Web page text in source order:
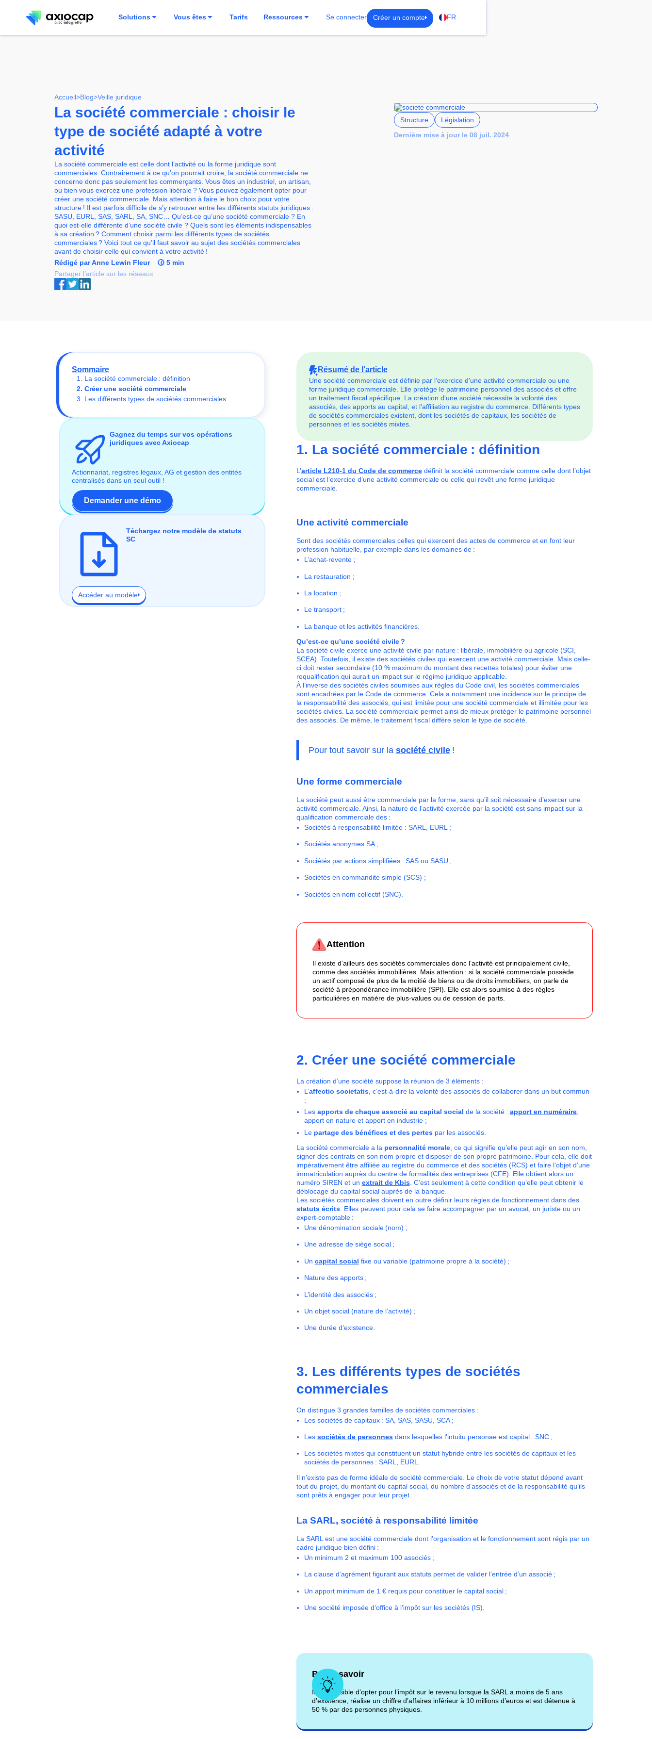
Solutions Vous êtes Tarifs Ressources Se connecter Créer un compte FR
Accueil >Blog>Veille juridique
La société commerciale : choisir le
type de société adapté à votre
activité
La société commerciale est celle dont l’activité ou la forme juridique sont
commerciales. Contrairement à ce qu’on pourrait croire, la société commerciale ne
concerne donc pas seulement les commerçants. Vous êtes un industriel, un artisan,
ou bien vous exercez une profession libérale ? Vous pouvez également opter pour
créer une société commerciale. Mais attention à faire le bon choix pour votre
structure ! Il est parfois difficile de s’y retrouver entre les différents statuts juridiques :
SASU, EURL, SAS, SARL, SA, SNC… Qu’est-ce qu’une société commerciale ? En
quoi est-elle différente d’une société civile ? Quels sont les éléments indispensables
à sa création ? Comment choisir parmi les différents types de sociétés
commerciales ? Voici tout ce qu’il faut savoir au sujet des sociétés commerciales
avant de choisir celle qui convient à votre activité !
Rédigé par Anne Lewin Fleur
🕜 5 min
Partager l’article sur les réseaux
Structure
Législation
Dernière mise à jour le 08 juil. 2024
Sommaire
1. La société commerciale : définition
2. Créer une société commerciale
3. Les différents types de sociétés commerciales
Gagnez du temps sur vos opérations
juridiques avec Axiocap
Actionnariat, registres légaux, AG et gestion des entités
centralisés dans un seul outil !
Demander une démo
Téchargez notre modèle de statuts
SC
Accéder au modèle
Résumé de l'article
Une société commerciale est définie par l'exercice d'une activité commerciale ou une
forme juridique commerciale. Elle protège le patrimoine personnel des associés et offre
un traitement fiscal spécifique. La création d'une société nécessite la volonté des
associés, des apports au capital, et l'affiliation au registre du commerce. Différents types
de sociétés commerciales existent, dont les sociétés de capitaux, les sociétés de
personnes et les sociétés mixtes.
1. La société commerciale : définition
L’article L210-1 du Code de commercedéfinit la société commerciale comme celle dont l’objet
social est l’exercice d’une activité commerciale ou celle qui revêt une forme juridique
commerciale.
Une activité commerciale
Sont des sociétés commerciales celles qui exercent des actes de commerce et en font leur
profession habituelle, par exemple dans les domaines de :
L’achat-revente ;
La restauration ;
La location ;
Le transport ;
La banque et les activités financières.
Qu’est-ce qu’une société civile ?
La société civile exerce une activité civile par nature : libérale, immobilière ou agricole (SCI,
SCEA). Toutefois, il existe des sociétés civiles qui exercent une activité commerciale. Mais celle-
ci doit rester secondaire (10 % maximum du montant des recettes totales) pour éviter une
requalification qui aurait un impact sur le régime juridique applicable.
À l’inverse des sociétés civiles soumises aux règles du Code civil, les sociétés commerciales
sont encadrées par le Code de commerce. Cela a notamment une incidence sur le principe de
la responsabilité des associés, qui est limitée pour une société commerciale et illimitée pour les
sociétés civiles. La société commerciale permet ainsi de mieux protéger le patrimoine personnel
des associés. De même, le traitement fiscal diffère selon le type de société.
Pour tout savoir sur la société civile!
Une forme commerciale
La société peut aussi être commerciale par la forme, sans qu’il soit nécessaire d’exercer une
activité commerciale. Ainsi, la nature de l’activité exercée par la société est sans impact sur la
qualification commerciale des :
Sociétés à responsabilité limitée : SARL, EURL ;
Sociétés anonymes SA ;
Sociétés par actions simplifiées : SAS ou SASU ;
Sociétés en commandite simple (SCS) ;
Sociétés en nom collectif (SNC).
Attention
Il existe d’ailleurs des sociétés commerciales donc l’activité est principalement civile,
comme des sociétés immobilières. Mais attention : si la société commerciale possède
un actif composé de plus de la moitié de biens ou de droits immobiliers, on parle de
société à prépondérance immobilière (SPI). Elle est alors soumise à des règles
particulières en matière de plus-values ou de cession de parts.
2. Créer une société commerciale
La création d’une société suppose la réunion de 3 éléments :
L’affectio societatis, c’est-à-dire la volonté des associés de collaborer dans un but commun
;
Les apports de chaque associé au capital social de la société : apport en numéraire,
apport en nature et apport en industrie ;
Le partage des bénéfices et des pertespar les associés.
La société commerciale a la personnalité morale, ce qui signifie qu’elle peut agir en son nom,
signer des contrats en son nom propre et disposer de son propre patrimoine. Pour cela, elle doit
impérativement être affiliée au registre du commerce et des sociétés (RCS) et faire l’objet d’une
immatriculation auprès du centre de formalités des entreprises (CFE). Elle obtient alors un
numéro SIREN et un extrait de Kbis. C’est seulement à cette condition qu’elle peut obtenir le
déblocage du capital social auprès de la banque.
Les sociétés commerciales doivent en outre définir leurs règles de fonctionnement dans des
statuts écrits. Elles peuvent pour cela se faire accompagner par un avocat, un juriste ou un
expert-comptable :
Une dénomination sociale (nom) ;
Une adresse de siège social ;
Un capital social fixe ou variable (patrimoine propre à la société) ;
Nature des apports ;
L’identité des associés ;
Un objet social (nature de l’activité) ;
Une durée d’existence.
3. Les différents types de sociétés
commerciales
On distingue 3 grandes familles de sociétés commerciales :
Les sociétés de capitaux : SA, SAS, SASU, SCA ;
Les sociétés de personnesdans lesquelles l’intuitu personae est capital : SNC ;
Les sociétés mixtes qui constituent un statut hybride entre les sociétés de capitaux et les
sociétés de personnes : SARL, EURL.
Il n’existe pas de forme idéale de société commerciale. Le choix de votre statut dépend avant
tout du projet, du montant du capital social, du nombre d’associés et de la responsabilité qu’ils
sont prêts à engager pour leur projet.
La SARL, société à responsabilité limitée
La SARL est une société commerciale dont l’organisation et le fonctionnement sont régis par un
cadre juridique bien défini :
Un minimum 2 et maximum 100 associés ;
La clause d’agrément figurant aux statuts permet de valider l’entrée d’un associé ;
Un apport minimum de 1 € requis pour constituer le capital social ;
Une société imposée d’office à l’impôt sur les sociétés (IS).
Bon à savoir
Il est possible d’opter pour l’impôt sur le revenu lorsque la SARL a moins de 5 ans
d’existence, réalise un chiffre d’affaires inférieur à 10 millions d’euros et est détenue à
50 % par des personnes physiques.